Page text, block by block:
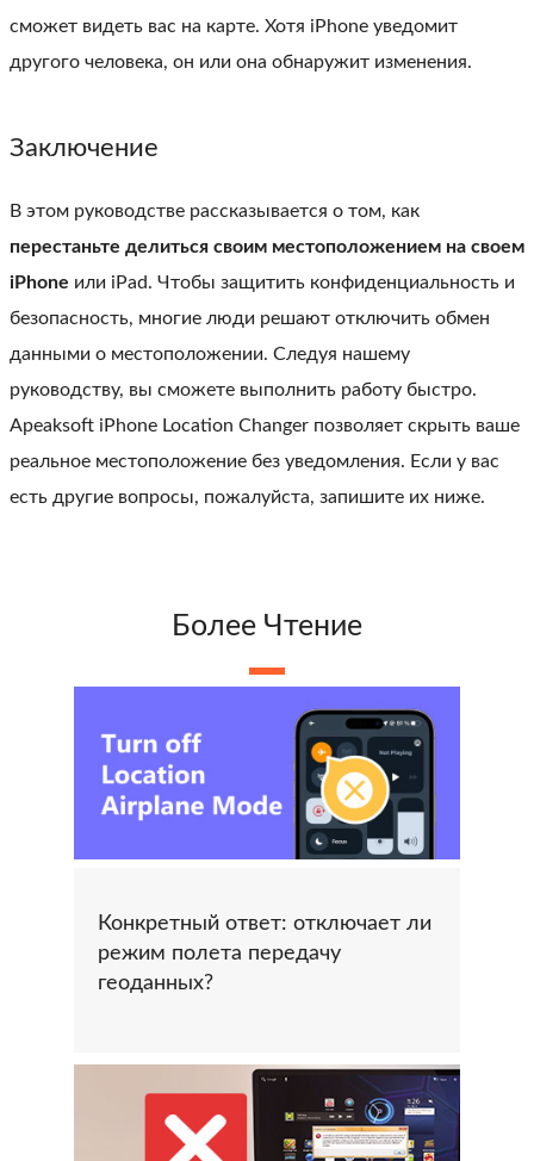
сможет видеть вас на карте. Хотя iPhone уведомит
другого человека, он или она обнаружит изменения.
Заключение
В этом руководстве рассказывается о том, как
перестаньте делиться своим местоположением на своем
iPhone или iPad. Чтобы защитить конфиденциальность и
безопасность, многие люди решают отключить обмен
данными о местоположении. Следуя нашему
руководству, вы сможете выполнить работу быстро.
Apeaksoft iPhone Location Changer позволяет скрыть ваше
реальное местоположение без уведомления. Если у вас
есть другие вопросы, пожалуйста, запишите их ниже.
Более Чтение
Конкретный ответ: отключает ли
режим полета передачу
геоданных?